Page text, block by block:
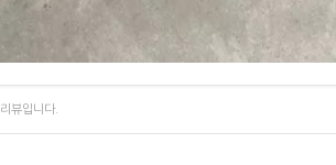
뷰입니다.